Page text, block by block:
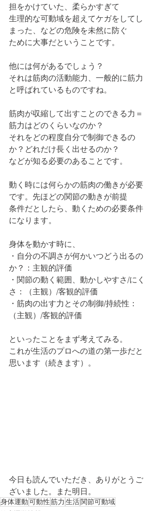
担をかけていた、柔らかすぎて
生理的な可動域を超えてケガをしてし
まった、などの危険を未然に防ぐ
ために大事だということです。
他には何があるでしょう？
それは筋肉の活動能力、一般的に筋力
と呼ばれているものですね。
筋肉が収縮して出すことのできる力＝
筋力はどのくらいなのか？
それをどの程度自分で制御できるの
か？どれだけ長く出せるのか？
などが知る必要のあることです。
動く時には何らかの筋肉の働きが必要
です。先ほどの関節の動きが前提
条件だとしたら、動くための必要条件
になります。
身体を動かす時に、
・自分の不調さが何かいつどう出るの
か？：主観的評価
・関節の動く範囲、動かしやすさ/にく
さ：（主観）/客観的評価
・筋肉の出す力とその制御/持続性：
（主観）/客観的評価
といったことをまず考えてみる。
これが生活のプロへの道の第一歩だと
思います（続きます）。
今日も読んでいただき、ありがとうご
ざいました。また明日。
身体運動可動性筋力 生活関節可動域